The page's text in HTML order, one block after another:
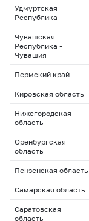
Удмуртская
Республика
Чувашская
Республика -
Чувашия
Пермский край
Кировская область
Нижегородская
область
Оренбургская
область
Пензенская область
Самарская область
Саратовская
область